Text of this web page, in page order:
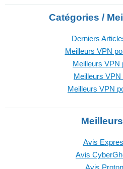
Catégories /
Derniers
Meilleurs VPN
Meilleurs VPN
Meilleurs VPN
Meilleurs VPN
Avis
Avis
Avis